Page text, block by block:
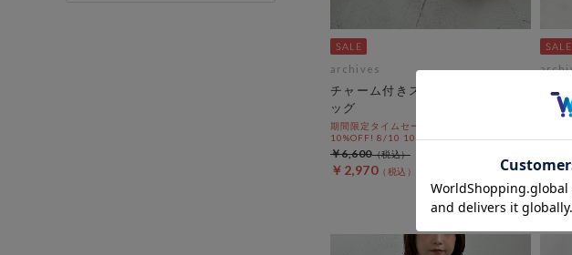
archives
チャーム付きスクエアボストンバ
ッグ
期間限定タイムセールSALE価格から更に
10%OFF! 8/10 10:00まで
￥2,970
￥6,600
ア
期間
￥